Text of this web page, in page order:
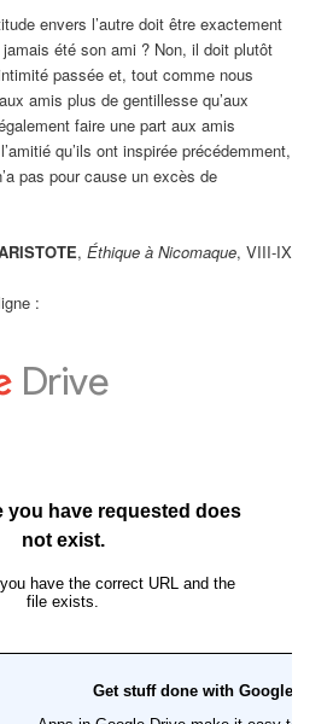
envers l’autre doit être exactement
jamais été son ami ? Non, il doit plutôt
passée et, tout comme nous
amis plus de gentillesse qu’aux
faire une part aux amis
qu’ils ont inspirée précédemment,
pas pour cause un excès de
, Éthique à Nicomaque, VIII-IX
: